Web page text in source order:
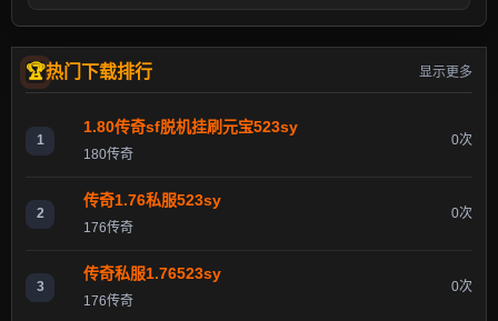
热门下载排行 显示更多
1
1.80传奇sf脱机挂刷元宝523sy
180传奇
0次
2
传奇1.76私服523sy
176传奇
0次
3
传奇私服1.76523sy
176传奇
0次